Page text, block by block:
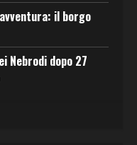
il borgo
Nebrodi dopo 27